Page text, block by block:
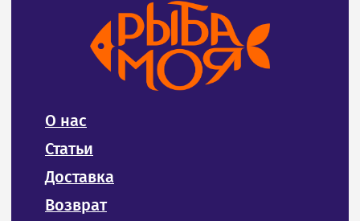
персональных данных
ИП Билан Денис Олегович